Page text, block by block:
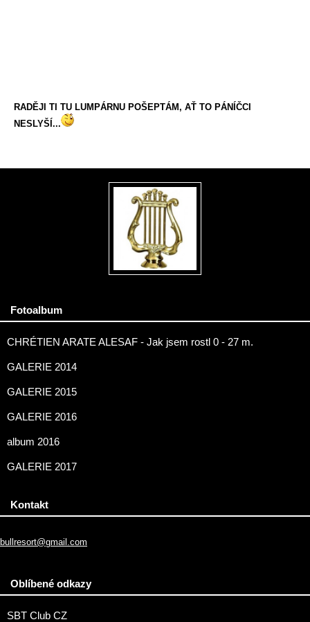
RADĚJI TI TU LUMPÁRNU POŠEPTÁM, AŤ TO PÁNÍČCI
NESLYŠÍ...
Fotoalbum
CHRÉTIEN ARATE ALESAF - Jak jsem rostl 0 - 27 m.
GALERIE 2014
GALERIE 2015
GALERIE 2016
album 2016
GALERIE 2017
Kontakt
bullresort@gmail.com
Oblíbené odkazy
SBT Club CZ